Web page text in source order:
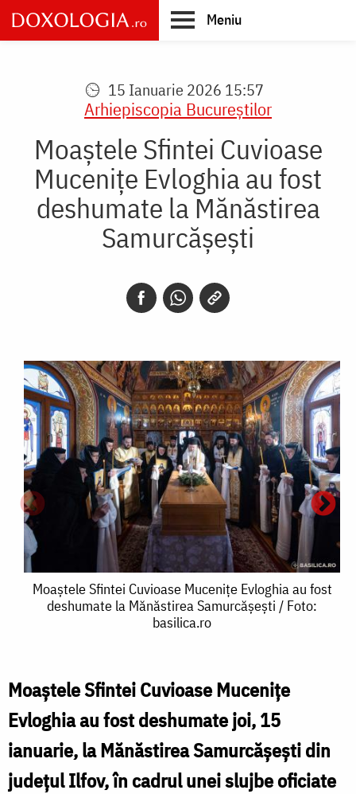
Skip
to
main
Meniu
15 Ianuarie 2026 15:57
Arhiepiscopia Bucureştilor
Moaștele Sfintei Cuvioase
Mucenițe Evloghia au fost
deshumate la Mănăstirea
Samurcășești
Moaștele
Sfintei
Evloghia
au
fost
deshumate
Moaștele Sfintei Cuvioase Mucenițe Evloghia au fost
deshumate la Mănăstirea Samurcășești / Foto:
basilica.ro
Moaștele Sfintei Cuvioase Mucenițe
Evloghia au fost deshumate joi, 15
ianuarie, la Mănăstirea Samurcășești din
județul Ilfov, în cadrul unei slujbe oficiate